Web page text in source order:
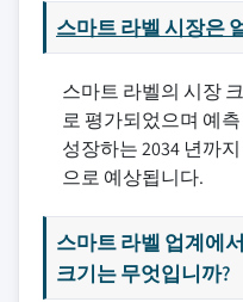
스마트 라벨 시장은
스마트 라벨의 시장
로 평가되었으며 예측
성장하는 2034 년까
으로 예상됩니다.
스마트 라벨 업계에
크기는 무엇입니까?